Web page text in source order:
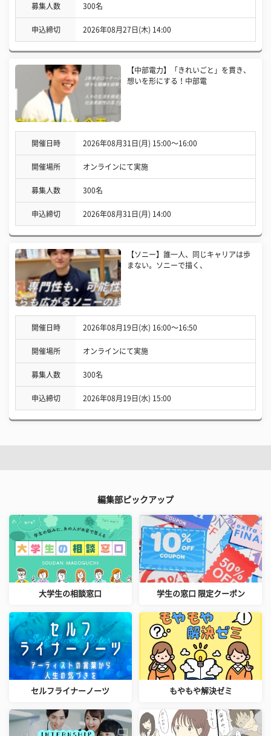
募集人数 300名
申込締切 2026年08月27日(木) 14:00
【中部電力】「きれいごと」を貫き、
想いを形にする！中部電
開催日時 2026年08月31日(月) 15:00〜16:00
開催場所 オンラインにて実施
募集人数 300名
申込締切 2026年08月31日(月) 14:00
【ソニー】誰一人、同じキャリアは歩
まない。ソニーで描く、
開催日時 2026年08月19日(水) 16:00〜16:50
開催場所 オンラインにて実施
募集人数 300名
申込締切 2026年08月19日(水) 15:00
編集部ピックアップ
大学生の相談窓口 学生の窓口 限定クーポン
セルフライナーノーツ もやもや解決ゼミ